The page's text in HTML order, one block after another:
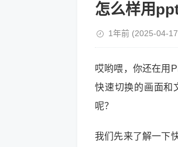
怎么样用
1年前 (2025-04-
哎哟喂，你还在用
快速切换的画面和
呢？
我们先来了解一下